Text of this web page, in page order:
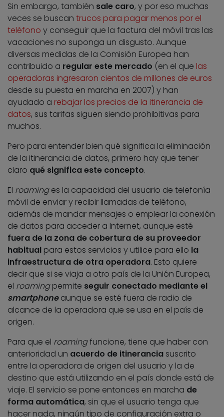
Sin embargo, también sale caro, y por eso muchas
veces se buscan trucos para pagar menos por el
teléfono y conseguir que la factura del móvil tras las
vacaciones no suponga un disgusto. Aunque
diversas medidas de la Comisión Europea han
contribuido a regular este mercado (en el que las
operadoras ingresaron cientos de millones de euros
desde su puesta en marcha en 2007) y han
ayudado a rebajar los precios de la itinerancia de
datos, sus tarifas siguen siendo prohibitivas para
muchos.
Pero para entender bien qué significa la eliminación
de la itinerancia de datos, primero hay que tener
claro qué significa este concepto.
El roaminges la capacidad del usuario de telefonía
móvil de enviar y recibir llamadas de teléfono,
además de mandar mensajes o emplear la conexión
de datos para acceder a Internet, aunque esté
fuera de la zona de cobertura de su proveedor
habitual para estos servicios y utilice para ello la
infraestructura de otra operadora. Esto quiere
decir que si se viaja a otro país de la Unión Europea,
el roamingpermite seguir conectado mediante el
smartphoneaunque se esté fuera de radio de
alcance de la operadora que se usa en el país de
origen.
Para que el roamingfuncione, tiene que haber con
anterioridad un acuerdo de itinerancia suscrito
entre la operadora de origen del usuario y la de
destino que está utilizando en el país donde está de
viaje. El servicio se pone entonces en marcha de
forma automática, sin que el usuario tenga que
hacer nada, ningún tipo de configuración extra o